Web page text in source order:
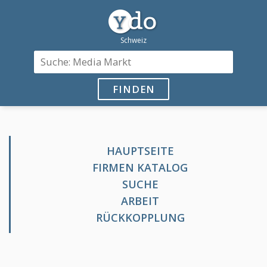
FINDEN
HAUPTSEITE
FIRMEN KATALOG
SUCHE
ARBEIT
RÜCKKOPPLUNG